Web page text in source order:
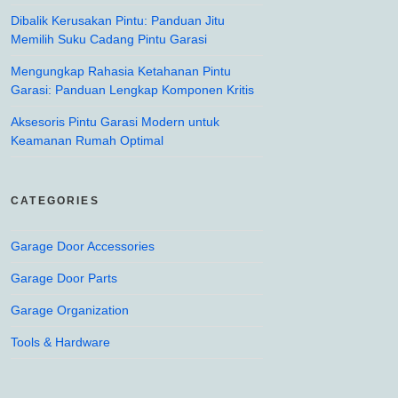
Dibalik Kerusakan Pintu: Panduan Jitu
Memilih Suku Cadang Pintu Garasi
Mengungkap Rahasia Ketahanan Pintu
Garasi: Panduan Lengkap Komponen Kritis
Aksesoris Pintu Garasi Modern untuk
Keamanan Rumah Optimal
CATEGORIES
Garage Door Accessories
Garage Door Parts
Garage Organization
Tools & Hardware